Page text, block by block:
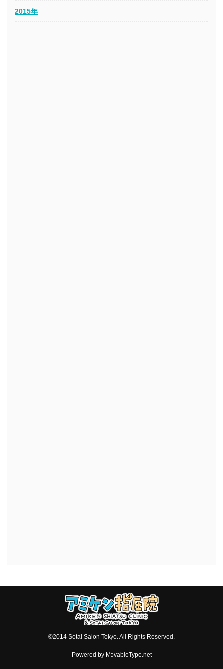
2015年
©2014 Sotai Salon Tokyo. All Rights Reserved.
Powered by MovableType.net